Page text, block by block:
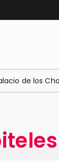
de los